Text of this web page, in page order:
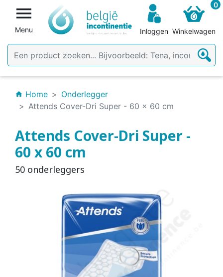

Menu Inloggen
0
Winkelwagen
home Home
Onderlegger
Attends Cover-Dri Super - 60 x 60 cm
Attends Cover-Dri Super -
60 x 60 cm
50 onderleggers